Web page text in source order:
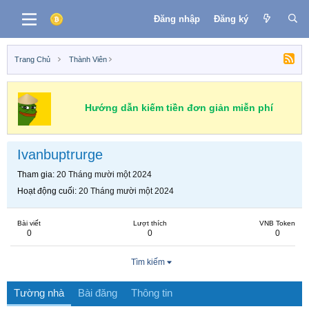
Đăng nhập Đăng ký
Trang Chủ Thành Viên
Hướng dẫn kiếm tiền đơn giản miễn phí
Ivanbuptrurge
Tham gia 20 Tháng mười một 2024
Hoạt động cuối 20 Tháng mười một 2024
Bài viết
0
Lượt thích
0
VNB Token
0
Tìm kiếm
Tường nhà Bài đăng Thông tin